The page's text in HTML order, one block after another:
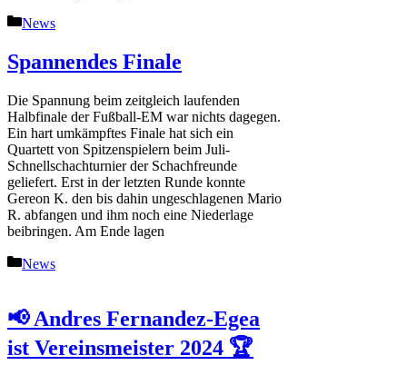
Kategorien
News
Spannendes Finale
Die Spannung beim zeitgleich laufenden
Halbfinale der Fußball-EM war nichts dagegen.
Ein hart umkämpftes Finale hat sich ein
Quartett von Spitzenspielern beim Juli-
Schnellschachturnier der Schachfreunde
geliefert. Erst in der letzten Runde konnte
Gereon K. den bis dahin ungeschlagenen Mario
R. abfangen und ihm noch eine Niederlage
beibringen. Am Ende lagen
Kategorien
News
📢 Andres Fernandez-Egea
ist Vereinsmeister 2024 🏆